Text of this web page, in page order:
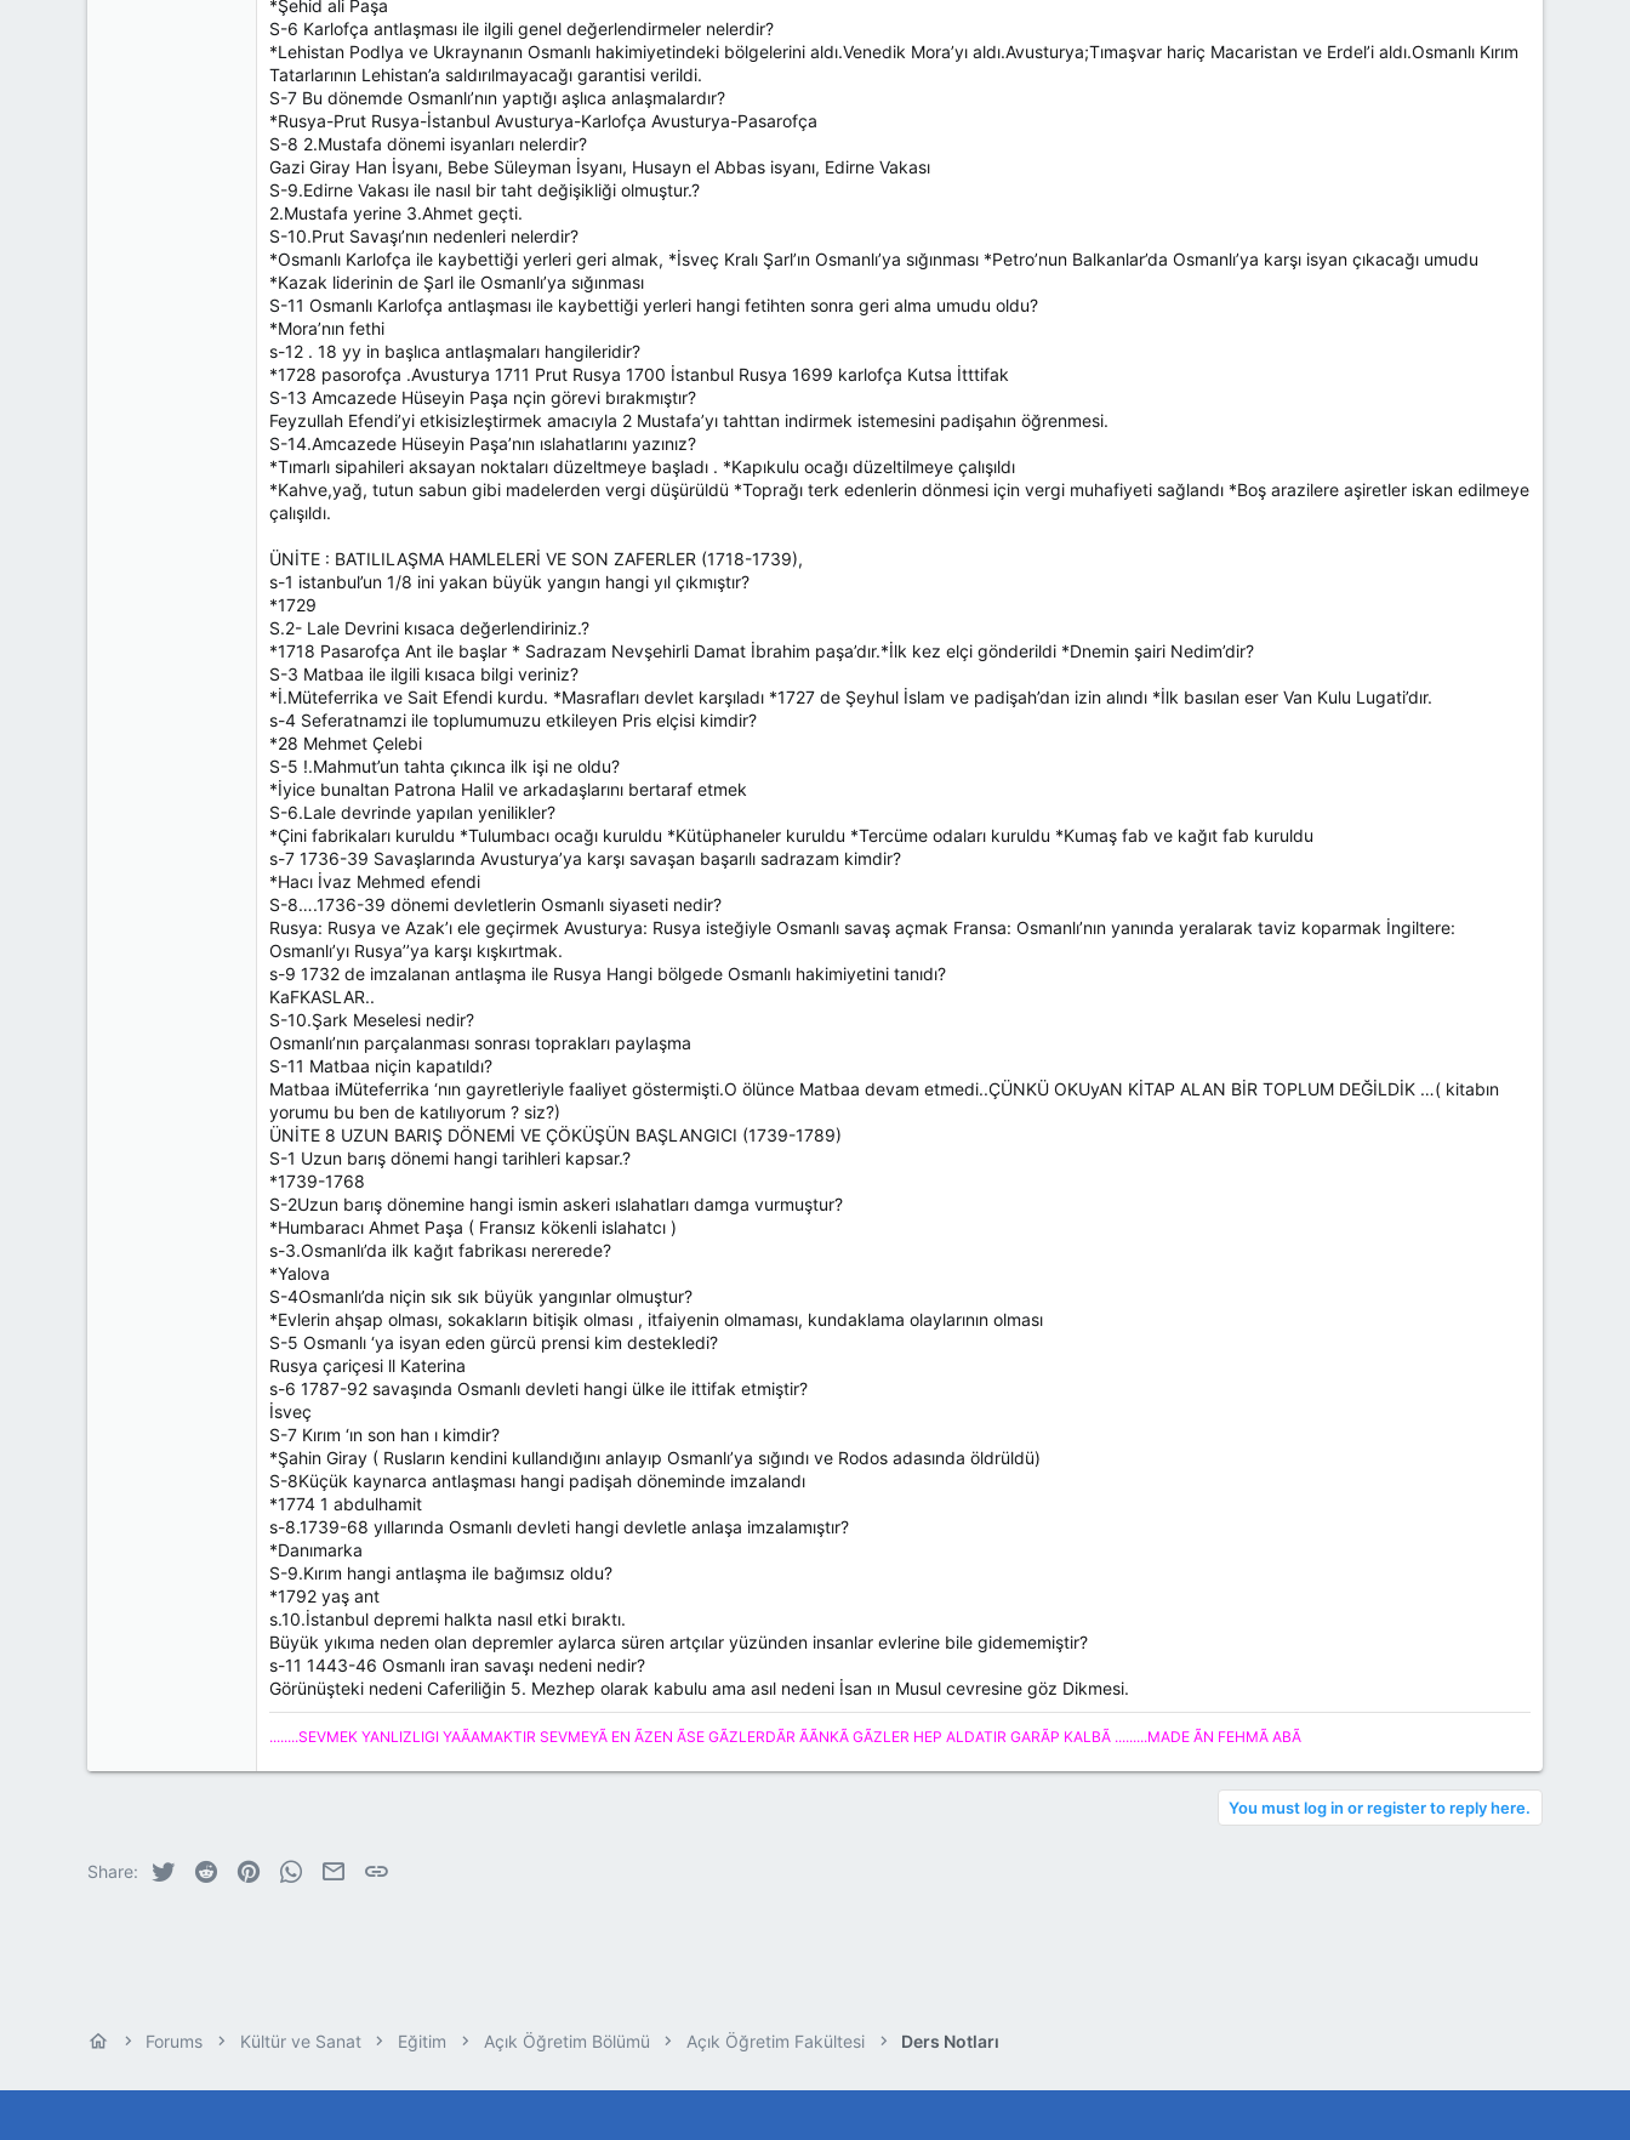
*Şehid ali Paşa
S-6 Karlofça antlaşması ile ilgili genel değerlendirmeler nelerdir?
*Lehistan Podlya ve Ukraynanın Osmanlı hakimiyetindeki bölgelerini aldı.Venedik Mora’yı aldı.Avusturya;Tımaşvar hariç Macaristan ve Erdel’i aldı.Osmanlı Kırım
Tatarlarının Lehistan’a saldırılmayacağı garantisi verildi.
S-7 Bu dönemde Osmanlı’nın yaptığı aşlıca anlaşmalardır?
*Rusya-Prut Rusya-İstanbul Avusturya-Karlofça Avusturya-Pasarofça
S-8 2.Mustafa dönemi isyanları nelerdir?
Gazi Giray Han İsyanı, Bebe Süleyman İsyanı, Husayn el Abbas isyanı, Edirne Vakası
S-9.Edirne Vakası ile nasıl bir taht değişikliği olmuştur.?
2.Mustafa yerine 3.Ahmet geçti.
S-10.Prut Savaşı’nın nedenleri nelerdir?
*Osmanlı Karlofça ile kaybettiği yerleri geri almak, *İsveç Kralı Şarl’ın Osmanlı’ya sığınması *Petro’nun Balkanlar’da Osmanlı’ya karşı isyan çıkacağı umudu
*Kazak liderinin de Şarl ile Osmanlı’ya sığınması
S-11 Osmanlı Karlofça antlaşması ile kaybettiği yerleri hangi fetihten sonra geri alma umudu oldu?
*Mora’nın fethi
s-12 . 18 yy in başlıca antlaşmaları hangileridir?
*1728 pasorofça .Avusturya 1711 Prut Rusya 1700 İstanbul Rusya 1699 karlofça Kutsa İtttifak
S-13 Amcazede Hüseyin Paşa nçin görevi bırakmıştır?
Feyzullah Efendi’yi etkisizleştirmek amacıyla 2 Mustafa’yı tahttan indirmek istemesini padişahın öğrenmesi.
S-14.Amcazede Hüseyin Paşa’nın ıslahatlarını yazınız?
*Tımarlı sipahileri aksayan noktaları düzeltmeye başladı . *Kapıkulu ocağı düzeltilmeye çalışıldı
*Kahve,yağ, tutun sabun gibi madelerden vergi düşürüldü *Toprağı terk edenlerin dönmesi için vergi muhafiyeti sağlandı *Boş arazilere aşiretler iskan edilmeye
çalışıldı.
ÜNİTE : BATILILAŞMA HAMLELERİ VE SON ZAFERLER (1718-1739),
s-1 istanbul’un 1/8 ini yakan büyük yangın hangi yıl çıkmıştır?
*1729
S.2- Lale Devrini kısaca değerlendiriniz.?
*1718 Pasarofça Ant ile başlar * Sadrazam Nevşehirli Damat İbrahim paşa’dır.*İlk kez elçi gönderildi *Dnemin şairi Nedim’dir?
S-3 Matbaa ile ilgili kısaca bilgi veriniz?
*İ.Müteferrika ve Sait Efendi kurdu. *Masrafları devlet karşıladı *1727 de Şeyhul İslam ve padişah’dan izin alındı *İlk basılan eser Van Kulu Lugati’dır.
s-4 Seferatnamzi ile toplumumuzu etkileyen Pris elçisi kimdir?
*28 Mehmet Çelebi
S-5 !.Mahmut’un tahta çıkınca ilk işi ne oldu?
*İyice bunaltan Patrona Halil ve arkadaşlarını bertaraf etmek
S-6.Lale devrinde yapılan yenilikler?
*Çini fabrikaları kuruldu *Tulumbacı ocağı kuruldu *Kütüphaneler kuruldu *Tercüme odaları kuruldu *Kumaş fab ve kağıt fab kuruldu
s-7 1736-39 Savaşlarında Avusturya’ya karşı savaşan başarılı sadrazam kimdir?
*Hacı İvaz Mehmed efendi
S-8….1736-39 dönemi devletlerin Osmanlı siyaseti nedir?
Rusya: Rusya ve Azak’ı ele geçirmek Avusturya: Rusya isteğiyle Osmanlı savaş açmak Fransa: Osmanlı’nın yanında yeralarak taviz koparmak İngiltere:
Osmanlı’yı Rusya’’ya karşı kışkırtmak.
s-9 1732 de imzalanan antlaşma ile Rusya Hangi bölgede Osmanlı hakimiyetini tanıdı?
KaFKASLAR..
S-10.Şark Meselesi nedir?
Osmanlı’nın parçalanması sonrası toprakları paylaşma
S-11 Matbaa niçin kapatıldı?
Matbaa iMüteferrika ‘nın gayretleriyle faaliyet göstermişti.O ölünce Matbaa devam etmedi..ÇÜNKÜ OKUyAN KİTAP ALAN BİR TOPLUM DEĞİLDİK …( kitabın
yorumu bu ben de katılıyorum ? siz?)
ÜNİTE 8 UZUN BARIŞ DÖNEMİ VE ÇÖKÜŞÜN BAŞLANGICI (1739-1789)
S-1 Uzun barış dönemi hangi tarihleri kapsar.?
*1739-1768
S-2Uzun barış dönemine hangi ismin askeri ıslahatları damga vurmuştur?
*Humbaracı Ahmet Paşa ( Fransız kökenli islahatcı )
s-3.Osmanlı’da ilk kağıt fabrikası nererede?
*Yalova
S-4Osmanlı’da niçin sık sık büyük yangınlar olmuştur?
*Evlerin ahşap olması, sokakların bitişik olması , itfaiyenin olmaması, kundaklama olaylarının olması
S-5 Osmanlı ‘ya isyan eden gürcü prensi kim destekledi?
Rusya çariçesi ll Katerina
s-6 1787-92 savaşında Osmanlı devleti hangi ülke ile ittifak etmiştir?
İsveç
S-7 Kırım ‘ın son han ı kimdir?
*Şahin Giray ( Rusların kendini kullandığını anlayıp Osmanlı’ya sığındı ve Rodos adasında öldrüldü)
S-8Küçük kaynarca antlaşması hangi padişah döneminde imzalandı
*1774 1 abdulhamit
s-8.1739-68 yıllarında Osmanlı devleti hangi devletle anlaşa imzalamıştır?
*Danımarka
S-9.Kırım hangi antlaşma ile bağımsız oldu?
*1792 yaş ant
s.10.İstanbul depremi halkta nasıl etki bıraktı.
Büyük yıkıma neden olan depremler aylarca süren artçılar yüzünden insanlar evlerine bile gidememiştir?
s-11 1443-46 Osmanlı iran savaşı nedeni nedir?
Görünüşteki nedeni Caferiliğin 5. Mezhep olarak kabulu ama asıl nedeni İsan ın Musul cevresine göz Dikmesi.
........SEVMEK YANLIZLIGI YAÃAMAKTIR SEVMEYÃ EN ÃZEN ÃSE GÃZLERDÃR ÃÃNKÃ GÃZLER HEP ALDATIR GARÃP KALBÃ .........MADE ÃN FEHMÃ ABÃ
You must log in or register to reply here.
Share: Twitter Reddit PinterestWhatsApp
E-postaLink
Forums Kültür ve Sanat Eğitim Açık Öğretim Bölümü Açık Öğretim Fakültesi Ders Notları